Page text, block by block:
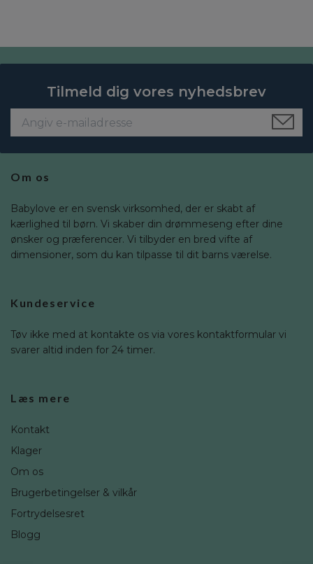
Tilmeld dig vores nyhedsbrev
Om os
Babylove er en svensk virksomhed, der er skabt af
kærlighed til børn. Vi skaber din drømmeseng efter dine
ønsker og præferencer. Vi tilbyder en bred vifte af
dimensioner, som du kan tilpasse til dit barns værelse.
Kundeservice
Tøv ikke med at kontakte os via vores kontaktformular vi
svarer altid inden for 24 timer.
Læs mere
Kontakt
Klager
Om os
Brugerbetingelser & vilkår
Fortrydelsesret
Blogg